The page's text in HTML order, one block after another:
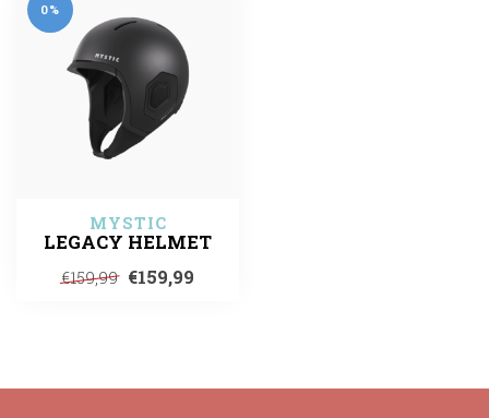
0%
MYSTIC
LEGACY HELMET
€159,99 €159,99